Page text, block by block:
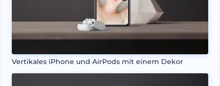
Vertikales iPhone und AirPods mit einem Dekor